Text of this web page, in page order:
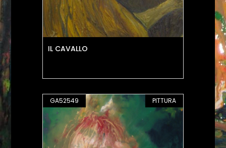
IL CAVALLO
GA52549 PITTURA